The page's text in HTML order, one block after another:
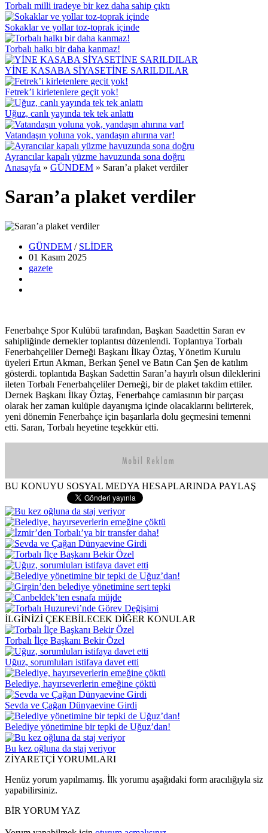
Torbalı milli iradeye bir kez daha sahip çıktı
Sokaklar ve yollar toz-toprak içinde
Torbalı halkı bir daha kanmaz!
YİNE KASABA SİYASETİNE SARILDILAR
Fetrek’i kirletenlere geçit yok!
Uğuz, canlı yayında tek tek anlattı
Vatandaşın yoluna yok, yandaşın ahırına var!
Ayrancılar kapalı yüzme havuzunda sona doğru
Anasayfa » GÜNDEM » Saran’a plaket verdiler
Saran’a plaket verdiler
GÜNDEM / SLİDER
01 Kasım 2025
gazete
Fenerbahçe Spor Kulübü tarafından, Başkan Saadettin Saran ev
sahipliğinde dernekler toplantısı düzenlendi. Toplantıya Torbalı
Fenerbahçeliler Derneği Başkanı İlkay Öztaş, Yönetim Kurulu
üyeleri Ertun Akman, Berkan Şenel ve Batın Can Şen de katılım
gösterdi. toplantıda Başkan Sadettin Saran’a hayırlı olsun dileklerini
ileten Torbalı Fenerbahçeliler Derneği, bir de plaket takdim ettiler.
Dernek Başkanı İlkay Öztaş, Fenerbahçe camiasının bir parçası
olarak her zaman kulüple dayanışma içinde olacaklarını belirterek,
yeni dönemin Fenerbahçe için başarılarla dolu geçmesini temenni
etti. Saran, Torbalı heyetine teşekkür etti.
BU KONUYU SOSYAL MEDYA HESAPLARINDA PAYLAŞ
İLGİNİZİ ÇEKEBİLECEK DİĞER KONULAR
Torbalı İlçe Başkanı Bekir Özel
Uğuz, sorumluları istifaya davet etti
Belediye, hayırseverlerin emeğine çöktü
Sevda ve Çağan Dünyaevine Girdi
Belediye yönetimine bir tepki de Uğuz’dan!
Bu kez oğluna da staj veriyor
ZİYARETÇİ YORUMLARI
Henüz yorum yapılmamış. İlk yorumu aşağıdaki form aracılığıyla siz
yapabilirsiniz.
BİR YORUM YAZ